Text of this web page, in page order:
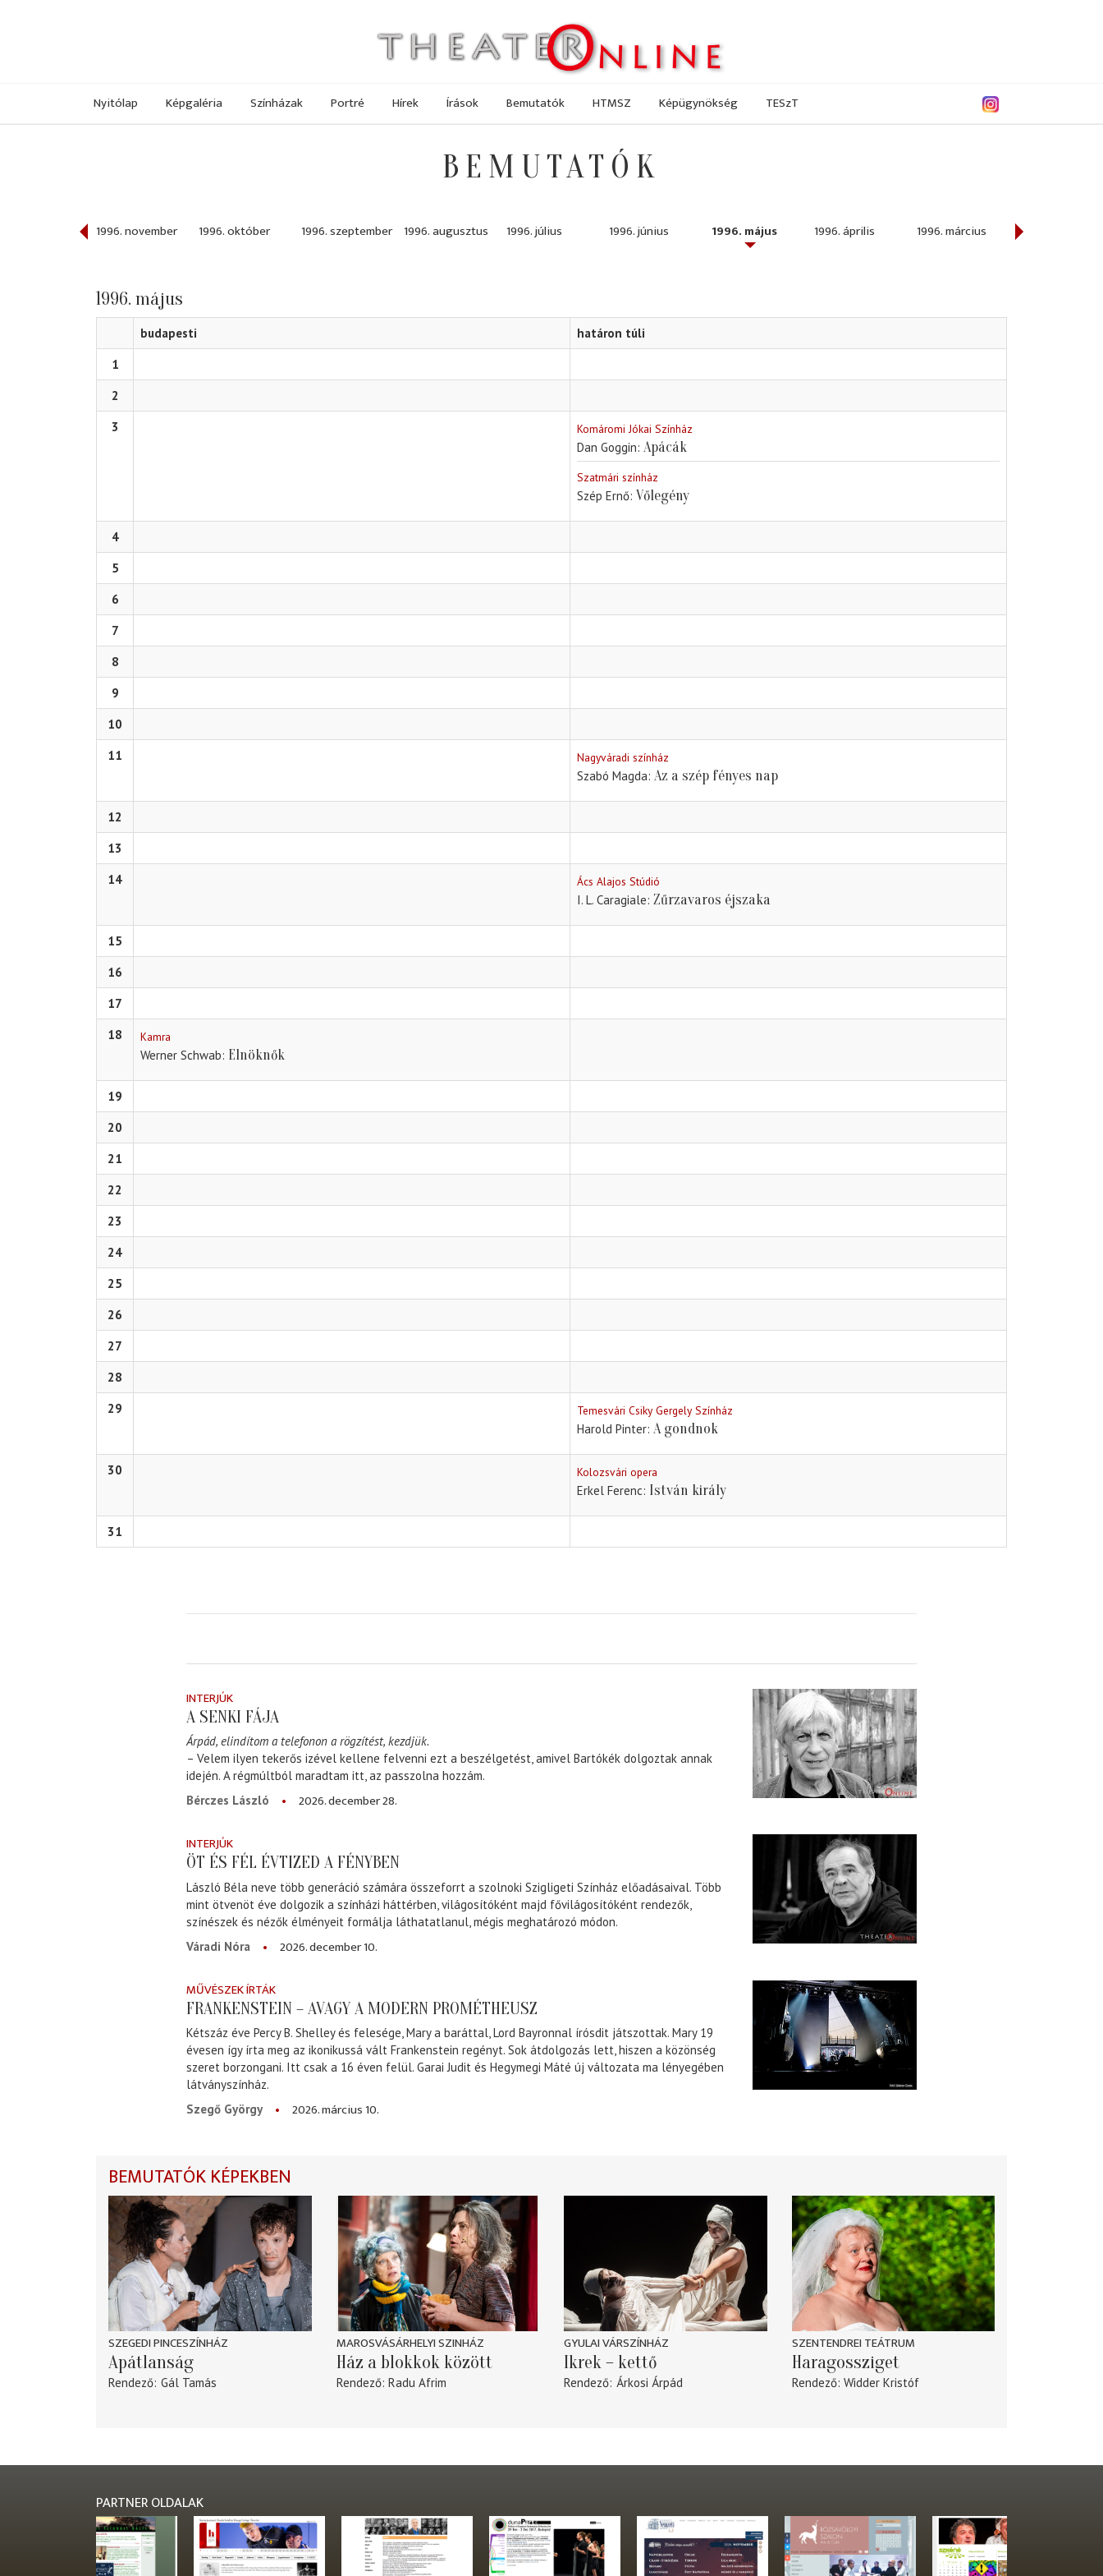
Nyitólap Képgaléria Színházak Portré Hírek Írások Bemutatók HTMSZ Képügynökség TESzT
BEMUTATÓK
1996. november 1996. október 1996. szeptember 1996. augusztus 1996. július 1996. június 1996. május 1996. április 1996. március 1996. február
1996. május
budapesti
határon túli
1
2
3
Komáromi Jókai Színház
Dan Goggin Apácák
Szatmári színház
Szép Ernő Vőlegény
4
5
6
7
8
9
10
11
Nagyváradi színház
Szabó Magda Az a szép fényes nap
12
13
14
Ács Alajos Stúdió
I. L. Caragiale Zűrzavaros éjszaka
15
16
17
18
Kamra
Werner Schwab Elnöknők
19
20
21
22
23
24
25
26
27
28
29
Temesvári Csiky Gergely Színház
Harold Pinter A gondnok
30 Kolozsvári opera
Erkel Ferenc István király
31
INTERJÚK
A SENKI FÁJA
Árpád, elindítom a telefonon a rögzítést, kezdjük.
– Velem ilyen tekerős izével kellene felvenni ezt a beszélgetést, amivel Bartókék dolgoztak annak
idején. A régmúltból maradtam itt, az passzolna hozzám.
Bérczes László
2026. december 28.
INTERJÚK
ÖT ÉS FÉL ÉVTIZED A FÉNYBEN
László Béla neve több generáció számára összeforrt a szolnoki Szigligeti Színház előadásaival. Több
mint ötvenöt éve dolgozik a színházi háttérben, világosítóként majd fővilágosítóként rendezők,
színészek és nézők élményeit formálja láthatatlanul, mégis meghatározó módon.
Váradi Nóra
2026. december 10.
MŰVÉSZEK ÍRTÁK
FRANKENSTEIN – AVAGY A MODERN PROMÉTHEUSZ
Kétszáz éve Percy B. Shelley és felesége, Mary a baráttal, Lord Bayronnal írósdit játszottak. Mary 19
évesen így írta meg az ikonikussá vált Frankenstein regényt. Sok átdolgozás lett, hiszen a közönség
szeret borzongani. Itt csak a 16 éven felül. Garai Judit és Hegymegi Máté új változata ma lényegében
látványszínház.
Szegő György
2026. március 10.
BEMUTATÓK KÉPEKBEN
SZEGEDI PINCESZÍNHÁZ
Apátlanság
Rendező Gál Tamás
MAROSVÁSÁRHELYI SZINHÁZ
Ház a blokkok között
Rendező Radu Afrim
GYULAI VÁRSZÍNHÁZ
Ikrek – kettő
Rendező Árkosi Árpád
SZENTENDREI TEÁTRUM
Haragossziget
Rendező Widder Kristóf
PARTNER OLDALAK